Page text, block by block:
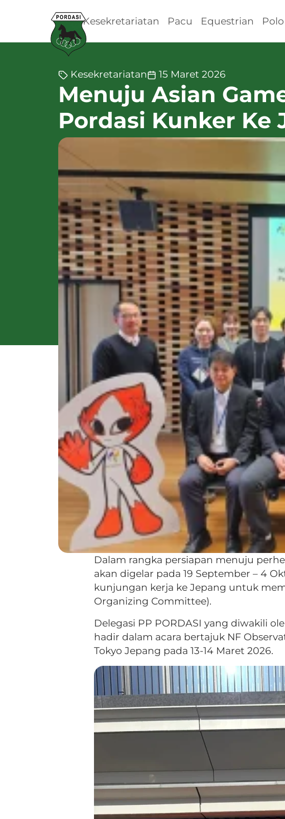
Kesekretariatan Pacu Equestrian Polo
Kesekretariatan 15 Maret 2026
Menuju Asian
Pordasi Kunker Ke
Dalam rangka persiapan menuju
akan digelar pada 19 September – 4
kunjungan kerja ke Jepang untuk
Organizing Committee).
Delegasi PP PORDASI yang diwakili
hadir dalam acara bertajuk NF
Tokyo Jepang pada 13-14 Maret 2026.